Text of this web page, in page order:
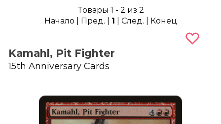
Товары 1 - 2 из 2
Начало | Пред. | 1 | След. | Конец
Kamahl, Pit Fighter
15th Anniversary Cards